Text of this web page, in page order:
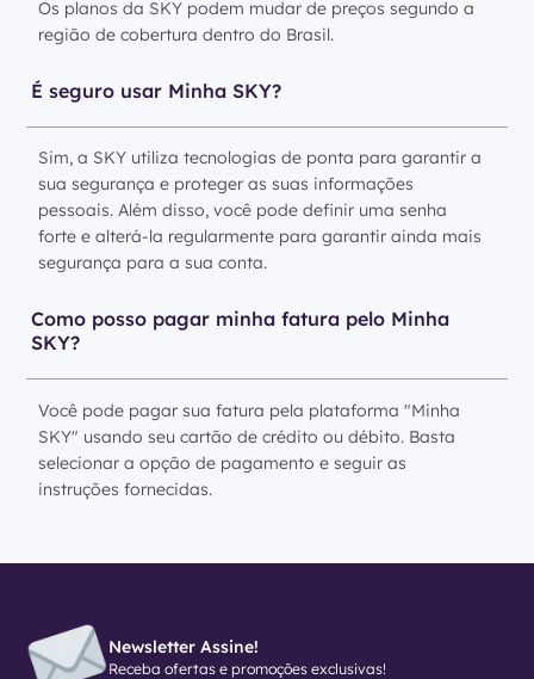
Os planos da SKY podem mudar de preços segundo a
região de cobertura dentro do Brasil.
É seguro usar Minha SKY?
Sim, a SKY utiliza tecnologias de ponta para garantir a
sua segurança e proteger as suas informações
pessoais. Além disso, você pode definir uma senha
forte e alterá-la regularmente para garantir ainda mais
segurança para a sua conta.
Como posso pagar minha fatura pelo Minha
SKY?
Você pode pagar sua fatura pela plataforma "Minha
SKY" usando seu cartão de crédito ou débito. Basta
selecionar a opção de pagamento e seguir as
instruções fornecidas.
Newsletter Assine!
Receba ofertas e promoções exclusivas!